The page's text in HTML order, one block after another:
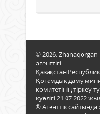
© 2026.
агенттігі.
Қазақстан
Қоғамдық даму
комитетінің тіркеу
куәлігі 21.07.2022
® Агенттік